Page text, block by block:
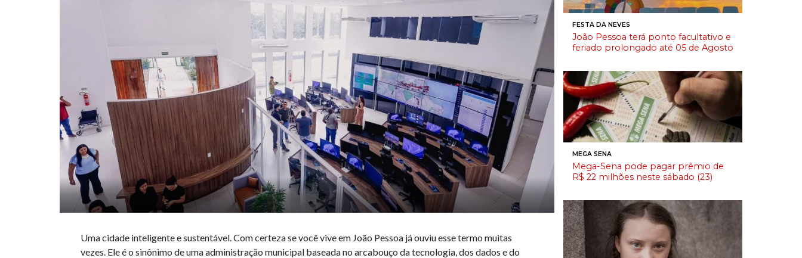
Uma cidade inteligente e sustentável. Com certeza se você vive em João Pessoa já ouviu esse termo muitas
vezes. Ele é o sinônimo de uma administração municipal baseada no arcabouço da tecnologia, dos dados e do
FESTA DA NEVES
João Pessoa terá ponto facultativo e
feriado prolongado até 05 de Agosto
MEGA SENA
Mega-Sena pode pagar prêmio de
R$ 22 milhões neste sábado (23)